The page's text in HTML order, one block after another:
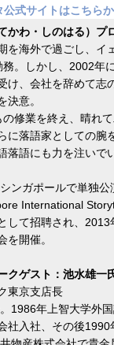
式サイトはこちら
かわ・しのはる）プ
を海外で過ごし、イ
。しかし、2002年
け、会社を辞めて志
決意。
修業を終え、晴れ
に落語家としての腕
落語にも力を注いで
ンガポールで単独公
International
して招聘され、
を開催。
クゲスト：池水雄一
東京支店長
1986年上智大学外
社入社、その後1990